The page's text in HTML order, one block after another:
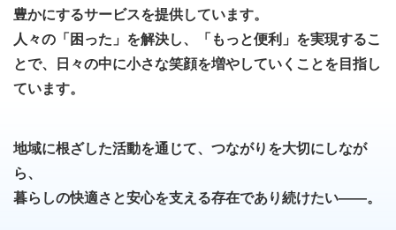
豊かにするサービスを提供しています。
人々の「困った」を解決し、「もっと便利」を実現するこ
とで、日々の中に小さな笑顔を増やしていくことを目指し
ています。
地域に根ざした活動を通じて、つながりを大切にしなが
ら、
暮らしの快適さと安心を支える存在であり続けたい――。